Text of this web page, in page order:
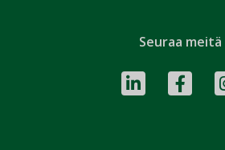
Seuraa meitä